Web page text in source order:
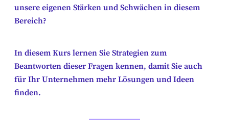
unsere eigenen Stärken und Schwächen in diesem
Bereich?
In diesem Kurs lernen Sie Strategien zum
Beantworten dieser Fragen kennen, damit Sie auch
für Ihr Unternehmen mehr Lösungen und Ideen
finden.